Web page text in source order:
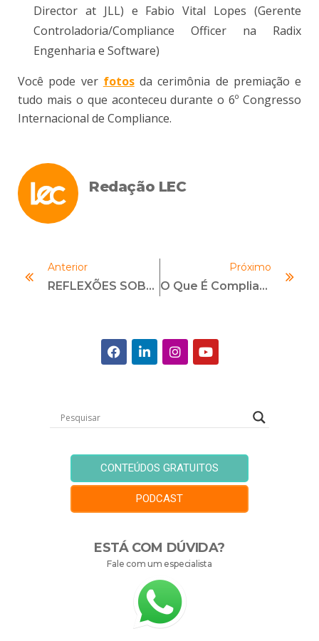
Director at JLL) e Fabio Vital Lopes (Gerente
Controladoria/Compliance Officer na Radix
Engenharia e Software)
Você pode ver fotosda cerimônia de premiação e
tudo mais o que aconteceu durante o 6º Congresso
Internacional de Compliance.
Redação LEC
Anterior
REFLEXÕES SOBRE UMA SEMANA DE COMPLIANCE NO BRASIL
Próximo
O Que É Compliance? Tudo Que Você Precisa Saber!
CONTEÚDOS GRATUITOS
PODCAST
ESTÁ COM DÚVIDA?
Fale com um especialista